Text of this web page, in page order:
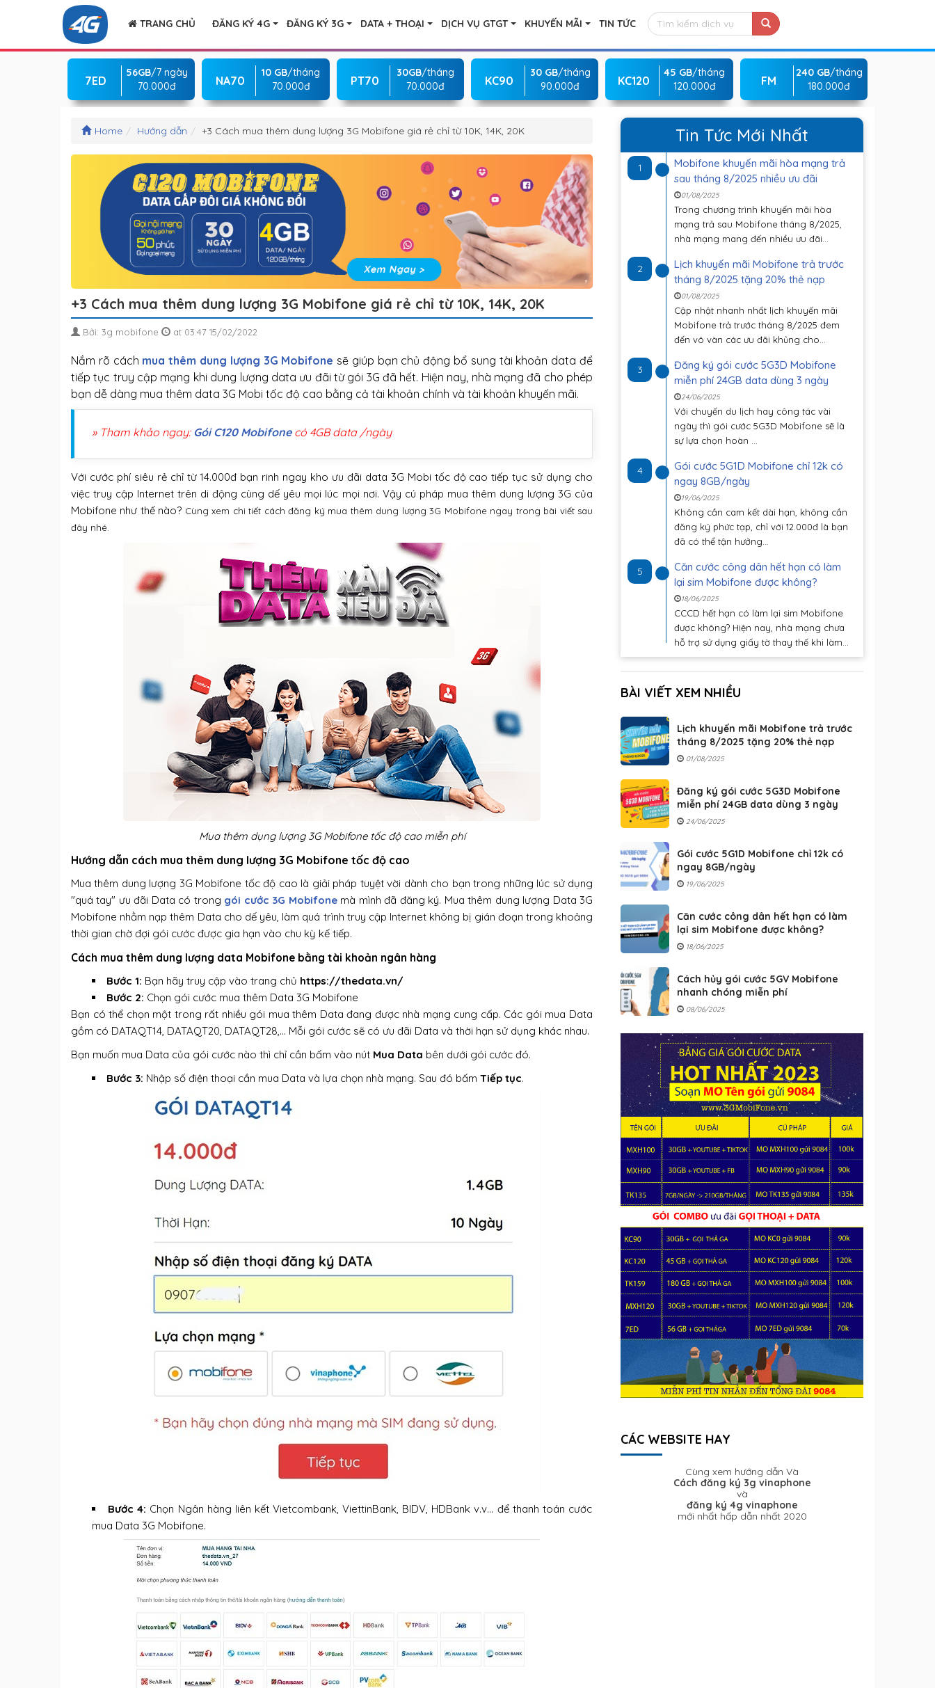
TRANG CHỦ ĐĂNG KÝ 4G ĐĂNG KÝ 3G DATA + THOẠI DỊCH VỤ GTGT KHUYẾN MÃI TIN TỨC
7ED
56GB/7 ngày
70.000đ
NA70
10 GB/tháng
70.000đ
PT70
30GB/tháng
70.000đ
KC90
30 GB/tháng
90.000đ
KC120
45 GB/tháng
120.000đ
FM
240 GB/tháng
180.000đ
Home Hướng dẫn +3 Cách mua thêm dung lượng 3G Mobifone giá rẻ chỉ từ 10K, 14K, 20K
+3 Cách mua thêm dung lượng 3G Mobifone giá rẻ chỉ từ 10K, 14K, 20K
Bởi: 3g mobifone at 03:47 15/02/2022
Nắm rõ cách mua thêm dung lượng 3G Mobifone sẽ giúp bạn chủ động bổ sung tài khoản data để
tiếp tục truy cập mạng khi dung lượng data ưu đãi từ gói 3G đã hết. Hiện nay, nhà mạng đã cho phép
bạn dễ dàng mua thêm data 3G Mobi tốc độ cao bằng cả tài khoản chính và tài khoản khuyến mãi.
» Tham khảo ngay: Gói C120 Mobifonecó 4GB data /ngày
Với cước phí siêu rẻ chỉ từ 14.000đ bạn rinh ngay kho ưu đãi data 3G Mobi tốc độ cao tiếp tục sử dụng cho
việc truy cập Internet trên di động cùng dế yêu mọi lúc mọi nơi. Vậy cú pháp mua thêm dung lượng 3G của
Mobifone như thế nào? Cùng xem chi tiết cách đăng ký mua thêm dung lượng 3G Mobifone ngay trong bài viết sau
đây nhé.
Mua thêm dụng lượng 3G Mobifone tốc độ cao miễn phí
Hướng dẫn cách mua thêm dung lượng 3G Mobifone tốc độ cao
Mua thêm dung lượng 3G Mobifone tốc độ cao là giải pháp tuyệt vời dành cho bạn trong những lúc sử dụng
"quá tay" ưu đãi Data có trong gói cước 3G Mobifonemà mình đã đăng ký. Mua thêm dung lượng Data 3G
Mobifone nhằm nạp thêm Data cho dế yêu, làm quá trình truy cập Internet không bị gián đoạn trong khoảng
thời gian chờ đợi gói cước được gia hạn vào chu kỳ kế tiếp.
Cách mua thêm dung lượng data Mobifone bằng tài khoản ngân hàng
Bước 1: Bạn hãy truy cập vào trang chủ https://thedata.vn/
Bước 2: Chọn gói cước mua thêm Data 3G Mobifone
Bạn có thể chọn một trong rất nhiều gói mua thêm Data đang được nhà mạng cung cấp. Các gói mua Data
gồm có DATAQT14, DATAQT20, DATAQT28,… Mỗi gói cước sẽ có ưu đãi Data và thời hạn sử dụng khác nhau.
Bạn muốn mua Data của gói cước nào thì chỉ cần bấm vào nút Mua Data bên dưới gói cước đó.
Bước 3: Nhập số điện thoại cần mua Data và lựa chọn nhà mạng. Sau đó bấm Tiếp tục.
Bước 4: Chọn Ngân hàng liên kết Vietcombank, ViettinBank, BIDV, HDBank v.v… để thanh toán cước
mua Data 3G Mobifone.
Tin Tức Mới Nhất
1
Mobifone khuyến mãi hòa mạng trả
sau tháng 8/2025 nhiều ưu đãi
01/08/2025
Trong chương trình khuyến mãi hòa
mạng trả sau Mobifone tháng 8/2025,
nhà mạng mang đến nhiều ưu đãi...
2
Lịch khuyến mãi Mobifone trả trước
tháng 8/2025 tặng 20% thẻ nạp
01/08/2025
Cập nhật nhanh nhất lịch khuyến mãi
Mobifone trả trước tháng 8/2025 đem
đến vô vàn các ưu đãi khủng cho...
3
Đăng ký gói cước 5G3D Mobifone
miễn phí 24GB data dùng 3 ngày
24/06/2025
Với chuyến du lịch hay công tác vài
ngày thì gói cước 5G3D Mobifone sẽ là
sự lựa chọn hoàn ...
4
Gói cước 5G1D Mobifone chỉ 12k có
ngay 8GB/ngày
19/06/2025
Không cần cam kết dài hạn, không cần
đăng ký phức tạp, chỉ với 12.000đ là bạn
đã có thể tận hưởng...
5
Căn cước công dân hết hạn có làm
lại sim Mobifone được không?
18/06/2025
CCCD hết hạn có làm lại sim Mobifone
được không? Hiện nay, nhà mạng chưa
hỗ trợ sử dụng giấy tờ thay thế khi làm...
BÀI VIẾT XEM NHIỀU
Lịch khuyến mãi Mobifone trả trước
tháng 8/2025 tặng 20% thẻ nạp
01/08/2025
Đăng ký gói cước 5G3D Mobifone
miễn phí 24GB data dùng 3 ngày
24/06/2025
Gói cước 5G1D Mobifone chỉ 12k có
ngay 8GB/ngày
19/06/2025
Căn cước công dân hết hạn có làm
lại sim Mobifone được không?
18/06/2025
Cách hủy gói cước 5GV Mobifone
nhanh chóng miễn phí
08/06/2025
CÁC WEBSITE HAY
Cùng xem hướng dẫn Và
Cách đăng ký 3g vinaphone
và
đăng ký 4g vinaphone
mới nhất hấp dẫn nhất 2020